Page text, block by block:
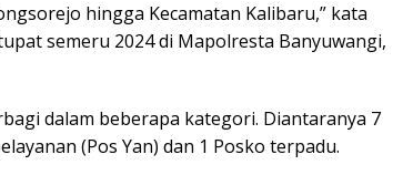
hingga Kecamatan Kalibaru,” kata
semeru 2024 di Mapolresta Banyuwangi,
dalam beberapa kategori. Diantaranya 7
(Pos Yan) dan 1 Posko terpadu.